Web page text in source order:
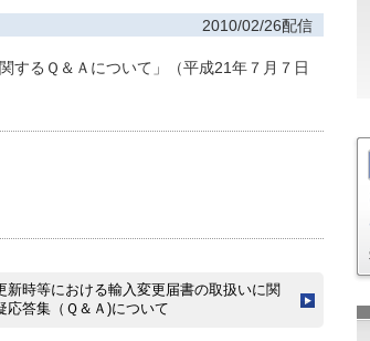
2010/02/26配信
するＱ＆Ａについて」（平成21年７月７日
新時等における輸入変更届書の取扱いに関
応答集（Ｑ＆Ａ)について